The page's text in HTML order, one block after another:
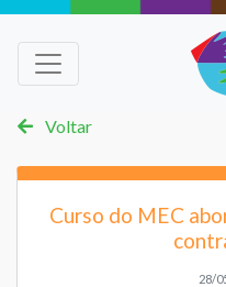
Voltar
Curso do MEC
28/